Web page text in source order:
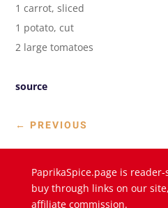
1 carrot, sliced
1 potato, cut
2 large tomatoes
source
← PREVIOUS
PaprikaSpice.page is
buy through links on our
affiliate commission.